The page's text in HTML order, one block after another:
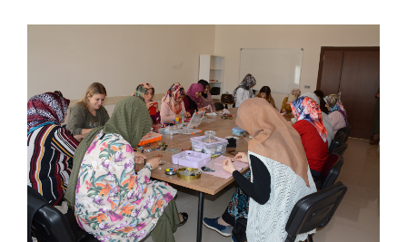
Hakkımızda
KOMEK
GENÇ - ÖZEL GENÇ KOMEK
KOMEK UZAKTAN EĞİTİM